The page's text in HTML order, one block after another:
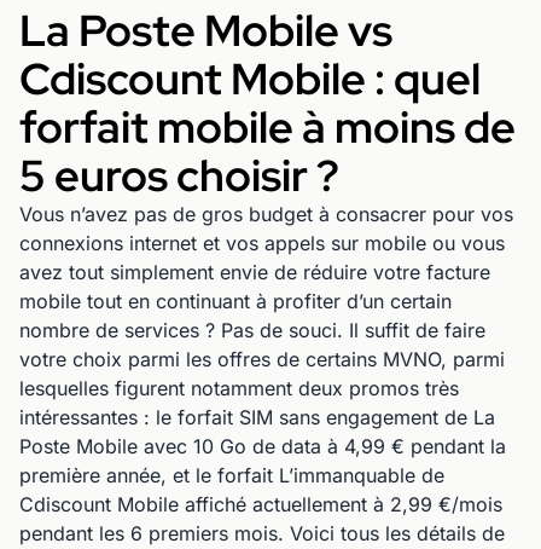
La Poste Mobile vs
Cdiscount Mobile : quel
forfait mobile à moins de
5 euros choisir ?
Vous n’avez pas de gros budget à consacrer pour vos
connexions internet et vos appels sur mobile ou vous
avez tout simplement envie de réduire votre facture
mobile tout en continuant à profiter d’un certain
nombre de services ? Pas de souci. Il suffit de faire
votre choix parmi les offres de certains MVNO, parmi
lesquelles figurent notamment deux promos très
intéressantes : le forfait SIM sans engagement de La
Poste Mobile avec 10 Go de data à 4,99 € pendant la
première année, et le forfait L’immanquable de
Cdiscount Mobile affiché actuellement à 2,99 €/mois
pendant les 6 premiers mois. Voici tous les détails de